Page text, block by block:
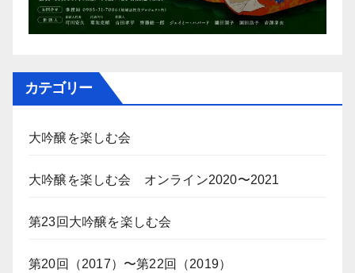
カテゴリー
大吟醸を楽しむ会
大吟醸を楽しむ会 オンライン2020〜2021
第23回大吟醸を楽しむ会
第20回（2017）〜第22回（2019）